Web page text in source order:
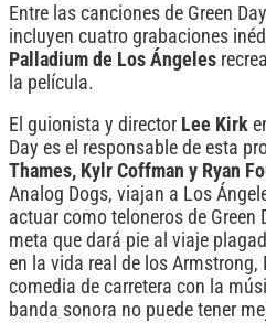
Entre las canciones de Green
incluyen cuatro grabaciones
Palladium de Los Ángeles
la película.
El guionista y director Lee Kirk
Day es el responsable de esta
Thames, Kylr Coffman y Ryan
Analog Dogs, viajan a Los
actuar como teloneros de Green
meta que dará pie al viaje
en la vida real de los Armstrong,
comedia de carretera con la
banda sonora no puede tener